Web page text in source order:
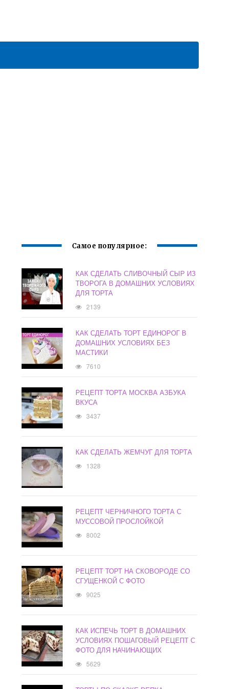
Самое популярное:
КАК СДЕЛАТЬ СЛИВОЧНЫЙ СЫР ИЗ
ТВОРОГА В ДОМАШНИХ УСЛОВИЯХ
ДЛЯ ТОРТА
2139
КАК СДЕЛАТЬ ТОРТ ЕДИНОРОГ В
ДОМАШНИХ УСЛОВИЯХ БЕЗ
МАСТИКИ
7610
РЕЦЕПТ ТОРТА МОСКВА АЗБУКА
ВКУСА
3437
КАК СДЕЛАТЬ ЖЕМЧУГ ДЛЯ ТОРТА
1328
РЕЦЕПТ ЧЕРНИЧНОГО ТОРТА С
МУССОВОЙ ПРОСЛОЙКОЙ
8002
РЕЦЕПТ ТОРТ НА СКОВОРОДЕ СО
СГУЩЕНКОЙ С ФОТО
9025
КАК ИСПЕЧЬ ТОРТ В ДОМАШНИХ
УСЛОВИЯХ ПОШАГОВЫЙ РЕЦЕПТ С
ФОТО ДЛЯ НАЧИНАЮЩИХ
5629